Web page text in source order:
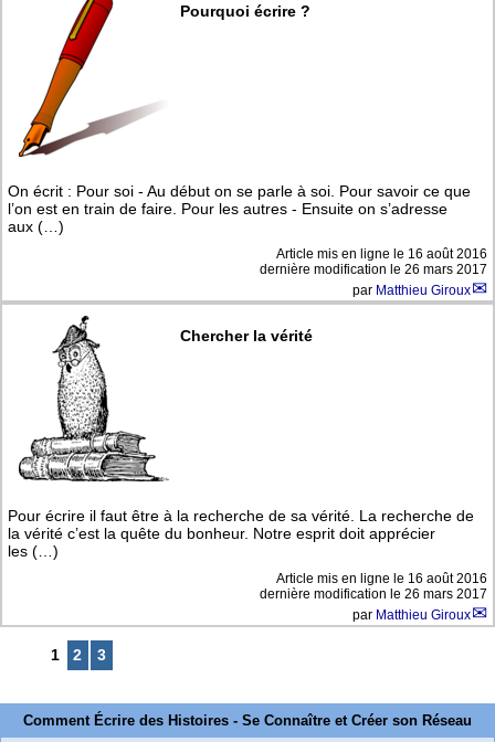
Pourquoi écrire ?
On écrit : Pour soi - Au début on se parle à soi. Pour savoir ce que
l’on est en train de faire. Pour les autres - Ensuite on s’adresse
aux (…)
Article mis en ligne le 16 août 2016
dernière modification le 26 mars 2017
par Matthieu Giroux
Chercher la vérité
Pour écrire il faut être à la recherche de sa vérité. La recherche de
la vérité c’est la quête du bonheur. Notre esprit doit apprécier
les (…)
Article mis en ligne le 16 août 2016
dernière modification le 26 mars 2017
par Matthieu Giroux
1 2 3
Comment Écrire des Histoires - Se Connaître et Créer son Réseau